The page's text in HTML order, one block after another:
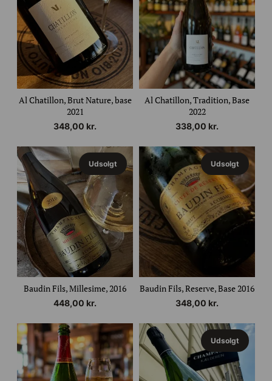
Al Chatillon, Brut Nature, base
2021
348,00 kr.
Al Chatillon, Tradition, Base
2022
338,00 kr.
Udsolgt
Baudin Fils, Millesime, 2016
448,00 kr.
Udsolgt
Baudin Fils, Reserve, Base 2016
348,00 kr.
Udsolgt